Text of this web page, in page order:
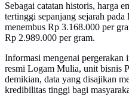
Sebagai catatan historis, harga
tertinggi sepanjang sejarah
menembus Rp 3.168.000 per
Rp 2.989.000 per gram.
Informasi mengenai pergerakan
resmi Logam Mulia, unit bisnis
demikian, data yang disajikan
kredibilitas tinggi bagi